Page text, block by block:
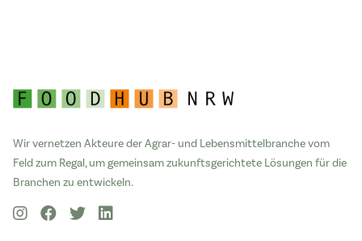
Wir vernetzen Akteure der Agrar- und Lebensmittelbranche vom
Feld zum Regal, um gemeinsam zukunftsgerichtete Lösungen für die
Branchen zu entwickeln.